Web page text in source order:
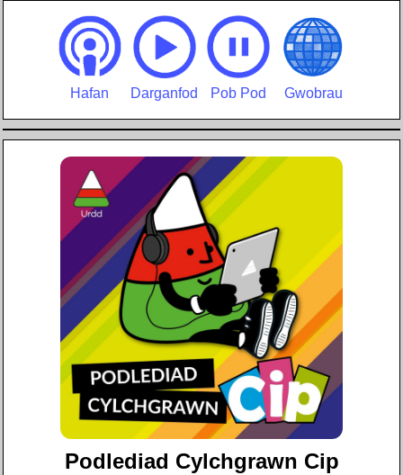
Hafan Darganfod Pob Pod Gwobrau
Podlediad Cylchgrawn Cip